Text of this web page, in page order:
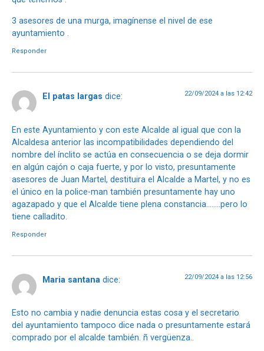
3 asesores de una murga, imagínense el nivel de ese
ayuntamiento .
Responder
El patas largas dice: 22/09/2024 a las 12:42
En este Ayuntamiento y con este Alcalde al igual que con la
Alcaldesa anterior las incompatibilidades dependiendo del
nombre del ínclito se actúa en consecuencia o se deja dormir
en algún cajón o caja fuerte, y por lo visto, presuntamente
asesores de Juan Martel, destituira el Alcalde a Martel, y no es
el único en la police-man también presuntamente hay uno
agazapado y que el Alcalde tiene plena constancia……..pero lo
tiene calladito.
Responder
Maria santana dice: 22/09/2024 a las 12:56
Esto no cambia y nadie denuncia estas cosa y el secretario
del ayuntamiento tampoco dice nada o presuntamente estará
comprado por el alcalde también. ñ vergüenza..